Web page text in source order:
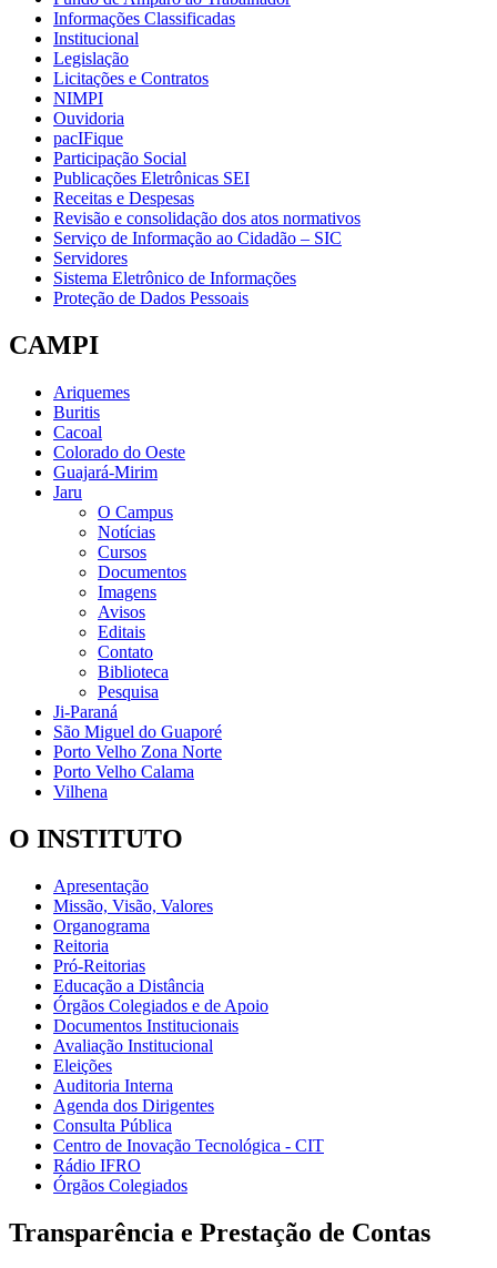
Informações Classificadas
Institucional
Legislação
Licitações e Contratos
NIMPI
Ouvidoria
pacIFique
Participação Social
Publicações Eletrônicas SEI
Receitas e Despesas
Revisão e consolidação dos atos normativos
Serviço de Informação ao Cidadão – SIC
Servidores
Sistema Eletrônico de Informações
Proteção de Dados Pessoais
CAMPI
Ariquemes
Buritis
Cacoal
Colorado do Oeste
Guajará-Mirim
Jaru
O Campus
Notícias
Cursos
Documentos
Imagens
Avisos
Editais
Contato
Biblioteca
Pesquisa
Ji-Paraná
São Miguel do Guaporé
Porto Velho Zona Norte
Porto Velho Calama
Vilhena
O INSTITUTO
Apresentação
Missão, Visão, Valores
Organograma
Reitoria
Pró-Reitorias
Educação a Distância
Órgãos Colegiados e de Apoio
Documentos Institucionais
Avaliação Institucional
Eleições
Auditoria Interna
Agenda dos Dirigentes
Consulta Pública
Centro de Inovação Tecnológica - CIT
Rádio IFRO
Órgãos Colegiados
Transparência e Prestação de Contas